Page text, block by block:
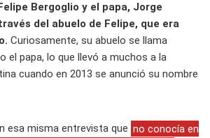
Bergoglio y el papa, Jorge
del abuelo de Felipe, que era
Curiosamente, su abuelo se llama
el papa, lo que llevó a muchos a la
cuando en 2013 se anunció su nombre
esa misma entrevista que no conocía en